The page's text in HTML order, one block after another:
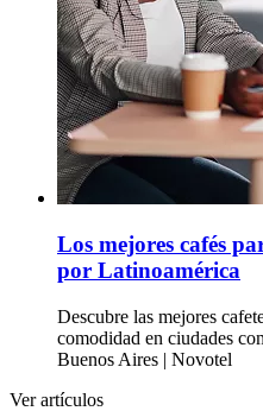
Los mejores cafés
por Latinoamérica
Descubre las mejores
comodidad en ciudades
Buenos Aires | Novotel
Ver artículos